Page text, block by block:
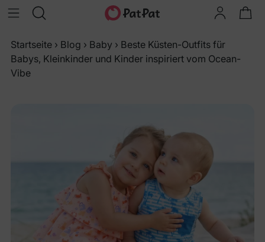
Startseite › Blog › Baby › Beste Küsten-Outfits für
Babys, Kleinkinder und Kinder inspiriert vom Ocean-
Vibe